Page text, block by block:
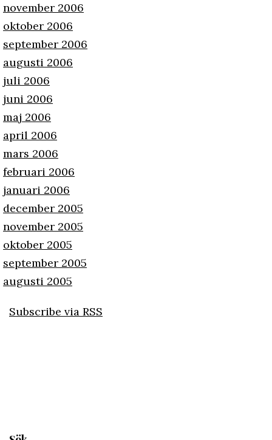
november 2006
oktober 2006
september 2006
augusti 2006
juli 2006
juni 2006
maj 2006
april 2006
mars 2006
februari 2006
januari 2006
december 2005
november 2005
oktober 2005
september 2005
augusti 2005
Subscribe via RSS